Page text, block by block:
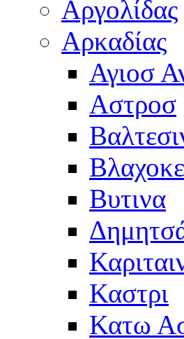
Αργολίδας
Αρκαδίας
Αγιοσ
Αστροσ
Βυτινα
Καστρι
Κατω